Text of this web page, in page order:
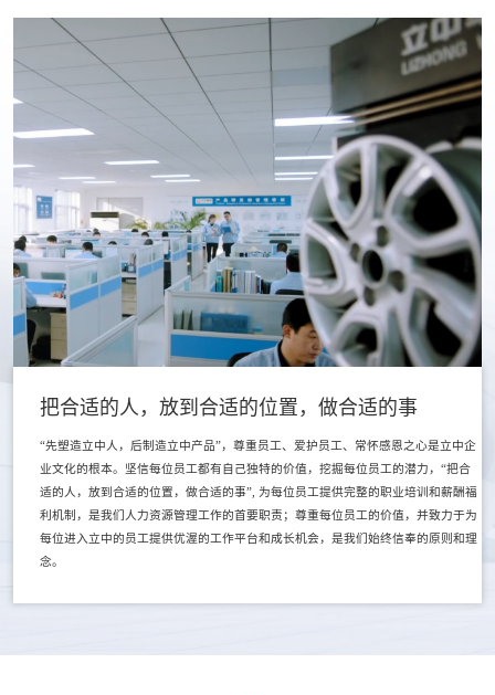
把合适的人，放到合适的位置，做合适的事
“先塑造立中人，后制造立中产品”，尊重员工、爱护员工、常怀感恩之心是立中企
业文化的根本。坚信每位员工都有自己独特的价值，挖掘每位员工的潜力，“把合
适的人，放到合适的位置，做合适的事”, 为每位员工提供完整的职业培训和薪酬福
利机制，是我们人力资源管理工作的首要职责；尊重每位员工的价值，并致力于为
每位进入立中的员工提供优渥的工作平台和成长机会，是我们始终信奉的原则和理
念。